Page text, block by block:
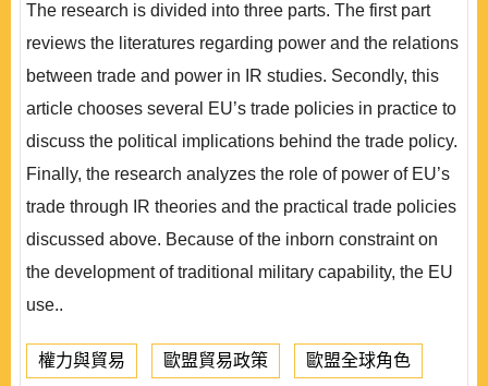
The research is divided into three parts. The first part
reviews the literatures regarding power and the relations
between trade and power in IR studies. Secondly, this
article chooses several EU’s trade policies in practice to
discuss the political implications behind the trade policy.
Finally, the research analyzes the role of power of EU’s
trade through IR theories and the practical trade policies
discussed above. Because of the inborn constraint on
the development of traditional military capability, the EU
use..
權力與貿易 歐盟貿易政策 歐盟全球角色